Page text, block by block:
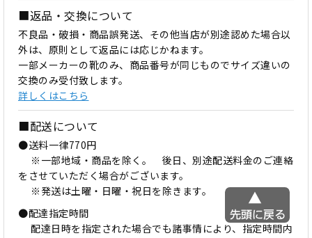
■返品・交換について
不良品・破損・商品誤発送、その他当店が別途認めた場合以
外は、原則として返品には応じかねます。
一部メーカーの靴のみ、商品番号が同じものでサイズ違いの
交換のみ受付致します。
詳しくはこちら
■配送について
●送料一律770円
※一部地域・商品を除く。 後日、別途配送料金のご連絡
をさせていただく場合がございます。
※発送は土曜・日曜・祝日を除きます。
●配達指定時間
配達日時を指定された場合でも諸事情により、指定時間内